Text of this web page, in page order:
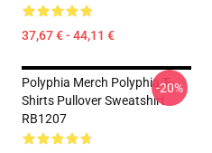
37,67 € - 44,11 €
Polyphia Merch Polyphia T-
Shirts Pullover Sweatshirt
RB1207
-20%